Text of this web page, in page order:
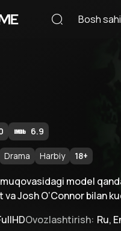
Bosh
6.9
Drama Harbiy 18+
model
va Josh O‘Connor bilan
Ovozlashtirish: Ru,